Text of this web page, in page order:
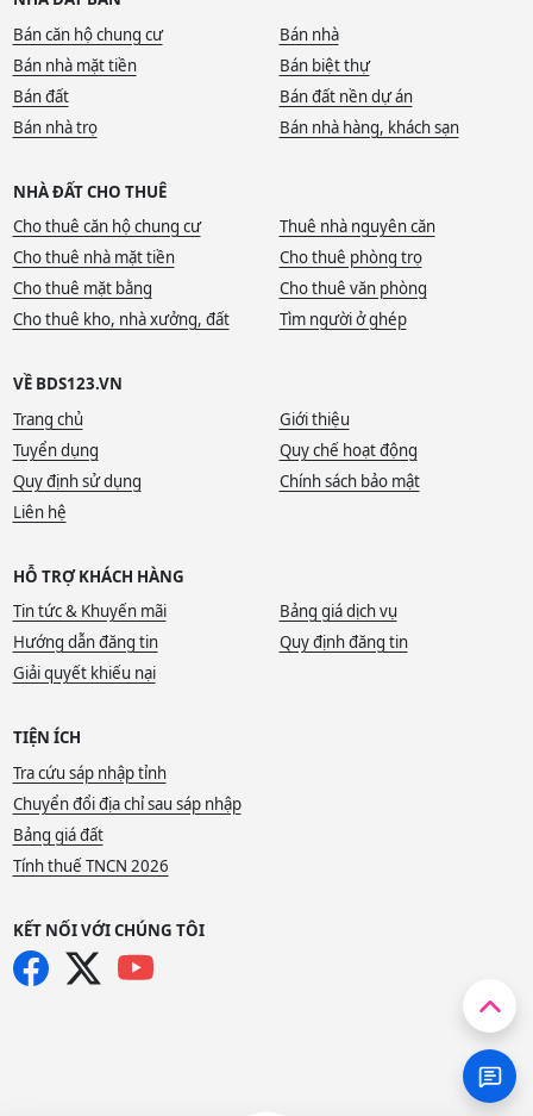
Bán căn hộ chung cư
Bán nhà
Bán nhà mặt tiền
Bán biệt thự
Bán đất
Bán đất nền dự án
Bán nhà trọ
Bán nhà hàng, khách sạn
NHÀ ĐẤT CHO THUÊ
Cho thuê căn hộ chung cư
Thuê nhà nguyên căn
Cho thuê nhà mặt tiền
Cho thuê phòng trọ
Cho thuê mặt bằng
Cho thuê văn phòng
Cho thuê kho, nhà xưởng, đất
Tìm người ở ghép
VỀ BDS123.VN
Trang chủ
Giới thiệu
Tuyển dụng
Quy chế hoạt động
Quy định sử dụng
Chính sách bảo mật
Liên hệ
HỖ TRỢ KHÁCH HÀNG
Tin tức & Khuyến mãi
Bảng giá dịch vụ
Hướng dẫn đăng tin
Quy định đăng tin
Giải quyết khiếu nại
TIỆN ÍCH
Tra cứu sáp nhập tỉnh
Chuyển đổi địa chỉ sau sáp nhập
Bảng giá đất
Tính thuế TNCN 2026
KẾT NỐI VỚI CHÚNG TÔI